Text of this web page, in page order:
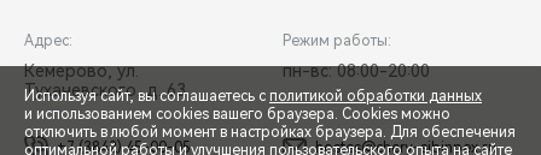
Адрес:
Кемерово, ул.
Тухачевского, д. 63
Режим работы:
пн-вс: 08:00-20:00
+7 (3842) 45-00-05 hostes@chery-sibinpex.ru
Используя сайт, вы соглашаетесь с политикой обработки данных
и использованием cookies вашего браузера. Cookies можно
отключить в любой момент в настройках браузера. Для обеспечения
оптимальной работы и улучшения пользовательского опыта на сайте